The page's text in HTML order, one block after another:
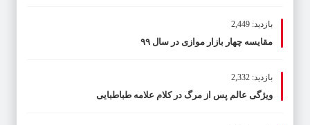
بازدید: 2,449
مقایسه چهار بازار موازی در سال ۹۹
بازدید: 2,332
ویژگی عالم پس از مرگ در کلام علامه طباطبایی